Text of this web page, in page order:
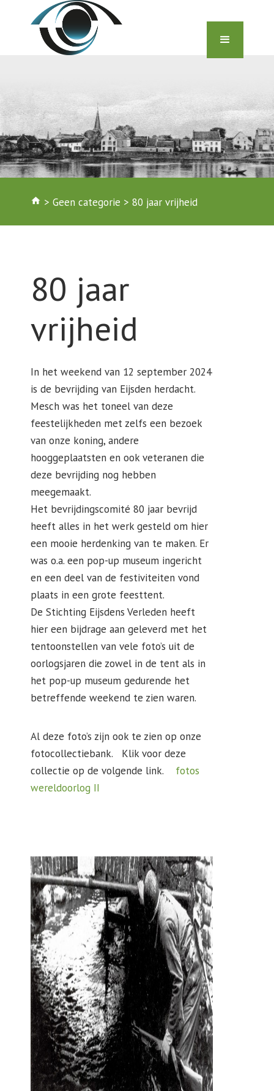
home > Geen categorie > 80 jaar vrijheid
80 jaar
vrijheid
In het weekend van 12 september 2024
is de bevrijding van Eijsden herdacht.
Mesch was het toneel van deze
feestelijkheden met zelfs een bezoek
van onze koning, andere
hooggeplaatsten en ook veteranen die
deze bevrijding nog hebben
meegemaakt.
Het bevrijdingscomité 80 jaar bevrijd
heeft alles in het werk gesteld om hier
een mooie herdenking van te maken. Er
was o.a. een pop-up museum ingericht
en een deel van de festiviteiten vond
plaats in een grote feesttent.
De Stichting Eijsdens Verleden heeft
hier een bijdrage aan geleverd met het
tentoonstellen van vele foto’s uit de
oorlogsjaren die zowel in de tent als in
het pop-up museum gedurende het
betreffende weekend te zien waren.
Al deze foto’s zijn ook te zien op onze
fotocollectiebank. Klik voor deze
collectie op de volgende link. fotos
wereldoorlog II